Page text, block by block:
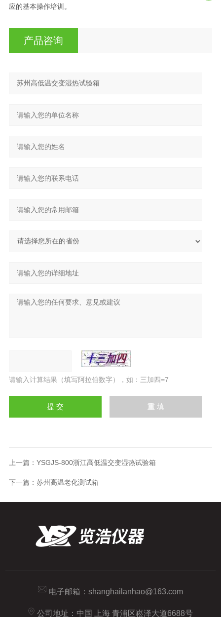
应的基本操作培训。
产品咨询
请输入计算结果（填写阿拉伯数字），如：三加四=7
上一篇： YSGJS-800浙江高低温交变湿热试验箱
下一篇： 苏州高温老化测试箱
电子邮箱： shanghailanhao@163.com
公司地址：中国 上海 青浦区崧泽大道6688号